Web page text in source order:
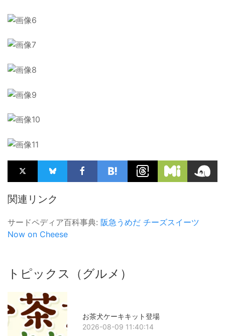
関連リンク
サードペディア百科事典: 阪急うめだ チーズスイーツ
Now on Cheese
トピックス（グルメ）
お茶犬ケーキキット登場
2026-08-09 11:40:14